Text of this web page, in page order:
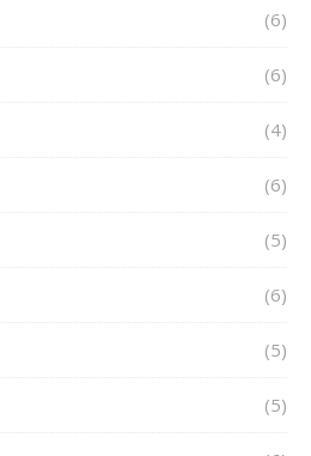
(6)
(6)
(4)
(6)
(5)
(6)
(5)
(5)